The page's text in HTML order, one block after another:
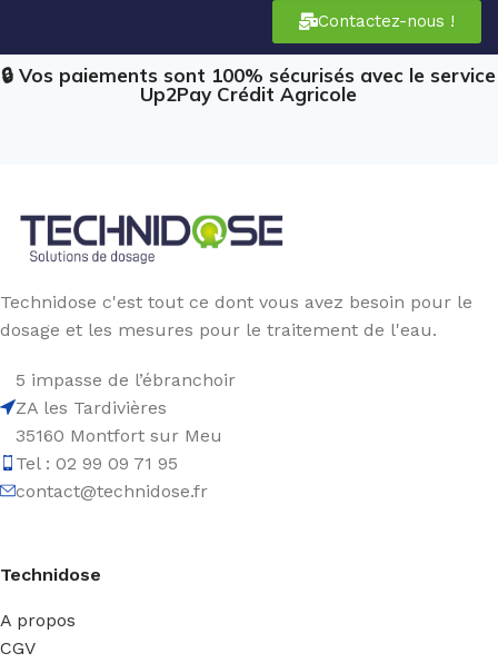
Contactez-nous !
🔒 Vos paiements sont 100% sécurisés avec le service
Up2Pay Crédit Agricole
Technidose c'est tout ce dont vous avez besoin pour le
dosage et les mesures pour le traitement de l'eau.
5 impasse de l’ébranchoir
ZA les Tardivières
35160 Montfort sur Meu
Tel : 02 99 09 71 95
contact@technidose.fr
Technidose
A propos
CGV